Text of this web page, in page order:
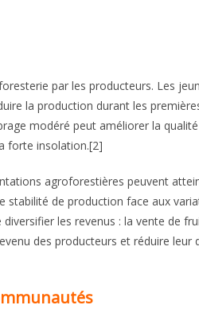
par les producteurs. Les
la production durant les
modéré peut améliorer la
forte insolation.[2]
agroforestières peuvent
stabilité de production face aux
les revenus : la vente de
des producteurs et réduire leur